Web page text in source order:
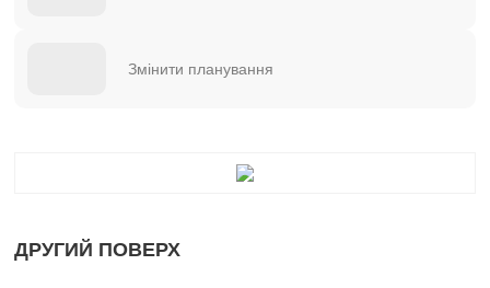
Змінити планування
ДРУГИЙ ПОВЕРХ